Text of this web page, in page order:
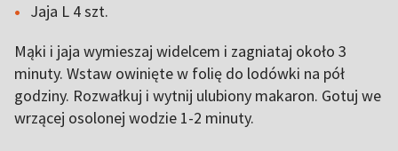
Jaja L 4 szt.
Mąki i jaja wymieszaj widelcem i zagniataj około 3
minuty. Wstaw owinięte w folię do lodówki na pół
godziny. Rozwałkuj i wytnij ulubiony makaron. Gotuj we
wrzącej osolonej wodzie 1-2 minuty.